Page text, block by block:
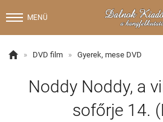
MENÜ
 » DVD film » Gyerek, mese DVD
Noddy Noddy, a
sofőrje 14.